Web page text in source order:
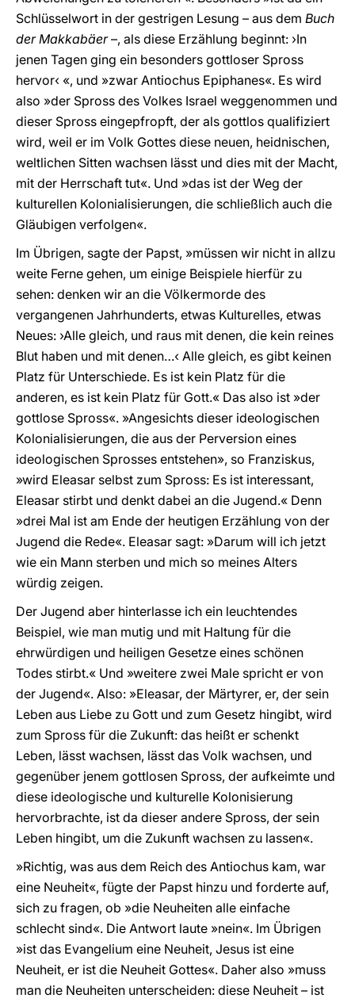
Schlüsselwort in der gestrigen Lesung – aus dem Buch
der Makkabäer–, als diese Erzählung beginnt: ›In
jenen Tagen ging ein besonders gottloser Spross
hervor‹ «, und »zwar Antiochus Epiphanes«. Es wird
also »der Spross des Volkes Israel weggenommen und
dieser Spross eingepfropft, der als gottlos qualifiziert
wird, weil er im Volk Gottes diese neuen, heidnischen,
weltlichen Sitten wachsen lässt und dies mit der Macht,
mit der Herrschaft tut«. Und »das ist der Weg der
kulturellen Kolonialisierungen, die schließlich auch die
Gläubigen verfolgen«.
Im Übrigen, sagte der Papst, »müssen wir nicht in allzu
weite Ferne gehen, um einige Beispiele hierfür zu
sehen: denken wir an die Völkermorde des
vergangenen Jahrhunderts, etwas Kulturelles, etwas
Neues: ›Alle gleich, und raus mit denen, die kein reines
Blut haben und mit denen…‹ Alle gleich, es gibt keinen
Platz für Unterschiede. Es ist kein Platz für die
anderen, es ist kein Platz für Gott.« Das also ist »der
gottlose Spross«. »Angesichts dieser ideologischen
Kolonialisierungen, die aus der Perversion eines
ideologischen Sprosses entstehen», so Franziskus,
»wird Eleasar selbst zum Spross: Es ist interessant,
Eleasar stirbt und denkt dabei an die Jugend.« Denn
»drei Mal ist am Ende der heutigen Erzählung von der
Jugend die Rede«. Eleasar sagt: »Darum will ich jetzt
wie ein Mann sterben und mich so meines Alters
würdig zeigen.
Der Jugend aber hinterlasse ich ein leuchtendes
Beispiel, wie man mutig und mit Haltung für die
ehrwürdigen und heiligen Gesetze eines schönen
Todes stirbt.« Und »weitere zwei Male spricht er von
der Jugend«. Also: »Eleasar, der Märtyrer, er, der sein
Leben aus Liebe zu Gott und zum Gesetz hingibt, wird
zum Spross für die Zukunft: das heißt er schenkt
Leben, lässt wachsen, lässt das Volk wachsen, und
gegenüber jenem gottlosen Spross, der aufkeimte und
diese ideologische und kulturelle Kolonisierung
hervorbrachte, ist da dieser andere Spross, der sein
Leben hingibt, um die Zukunft wachsen zu lassen«.
»Richtig, was aus dem Reich des Antiochus kam, war
eine Neuheit«, fügte der Papst hinzu und forderte auf,
sich zu fragen, ob »die Neuheiten alle einfache
schlecht sind«. Die Antwort laute »nein«. Im Übrigen
»ist das Evangelium eine Neuheit, Jesus ist eine
Neuheit, er ist die Neuheit Gottes«. Daher also »muss
man die Neuheiten unterscheiden: diese Neuheit – ist